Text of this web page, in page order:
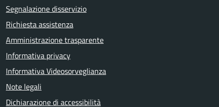
Segnalazione disservizio
Richiesta assistenza
Amministrazione trasparente
Informativa privacy
Informativa Videosorveglianza
Note legali
Dichiarazione di accessibilità